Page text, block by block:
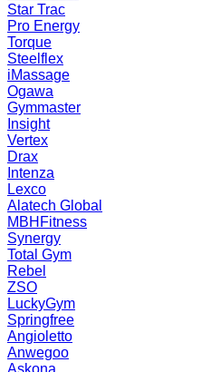
Star Trac
Pro Energy
Torque
Steelflex
iMassage
Ogawa
Gymmaster
Insight
Vertex
Drax
Intenza
Lexco
Alatech Global
MBHFitness
Synergy
Total Gym
Rebel
ZSO
LuckyGym
Springfree
Angioletto
Anwegoo
Askona